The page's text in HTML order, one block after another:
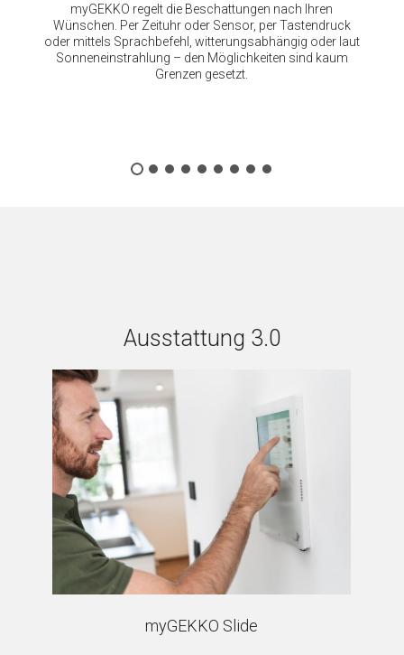
myGEKKO regelt die Beschattungen nach Ihren
Wünschen. Per Zeituhr oder Sensor, per Tastendruck
oder mittels Sprachbefehl, witterungsabhängig oder laut
Sonneneinstrahlung – den Möglichkeiten sind kaum
Grenzen gesetzt.
Ausstattung 3.0
myGEKKO Slide